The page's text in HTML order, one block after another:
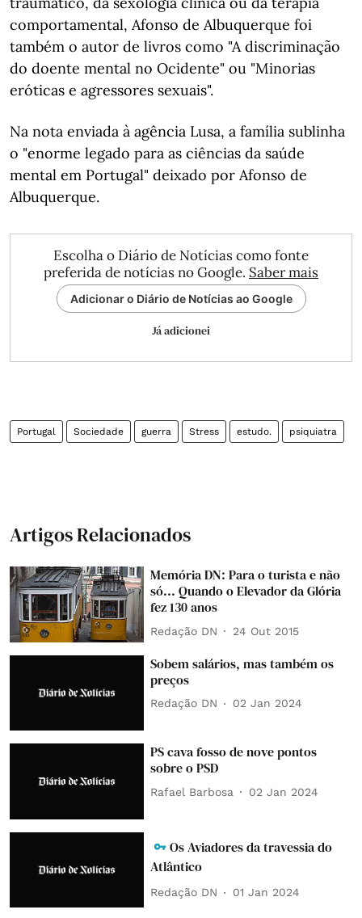
comportamental, Afonso de Albuquerque foi
também o autor de livros como "A discriminação
do doente mental no Ocidente" ou "Minorias
eróticas e agressores sexuais".
Na nota enviada à agência Lusa, a família sublinha
o "enorme legado para as ciências da saúde
mental em Portugal" deixado por Afonso de
Albuquerque.
Escolha o Diário de Notícias como fonte
preferida de notícias no Google. Saber mais
Adicionar o Diário de Notícias ao Google
Já adicionei
Portugal Sociedade guerra Stress estudo. psiquiatra
Artigos Relacionados
Memória DN: Para o turista e não
só... Quando o Elevador da Glória
fez 130 anos
Redação DN 24 Out 2015
Sobem salários, mas também os
preços
Redação DN 02 Jan 2024
PS cava fosso de nove pontos
sobre o PSD
Rafael Barbosa 02 Jan 2024
Os Aviadores da travessia do
Atlântico
Redação DN 01 Jan 2024